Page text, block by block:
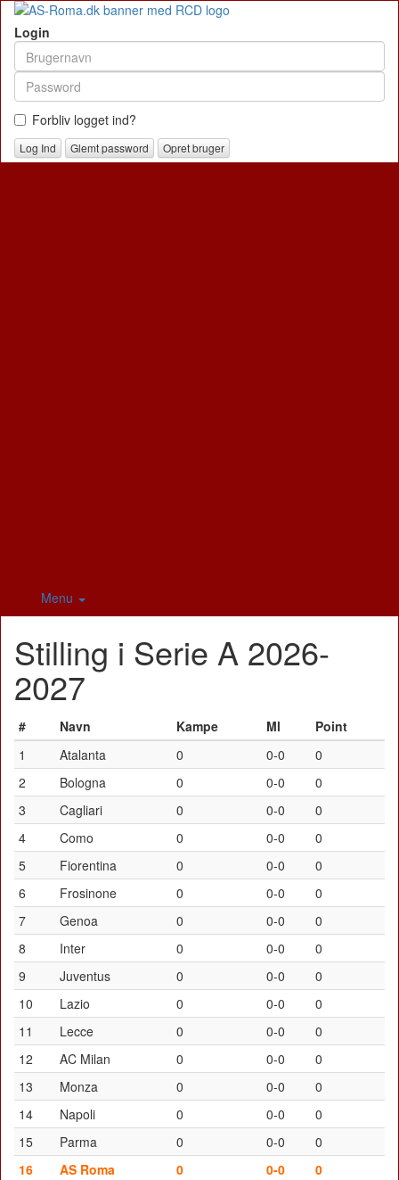
Login
Forbliv logget ind?
Glemt password Opret bruger
Menu
Stilling i Serie A 2026-
2027
# Navn Kampe Ml
Point
1
Atalanta 0 0-0
0
2
Bologna 0 0-0
0
3
Cagliari 0 0-0
0
4
Como 0 0-0
0
5
Fiorentina 0 0-0
0
6
Frosinone 0 0-0
0
7
Genoa 0 0-0
0
8
Inter 0 0-0
0
9
Juventus 0 0-0
0
10
Lazio 0 0-0
0
11
Lecce 0 0-0
0
12
AC Milan 0 0-0
0
13
Monza 0 0-0
0
14
Napoli 0 0-0
0
15
Parma 0 0-0
0
16
AS Roma 0 0-0
0